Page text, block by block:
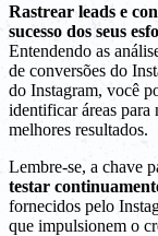
Rastrear leads e
sucesso dos seus
Entendendo as
de conversões do
do Instagram, você
identificar áreas para
melhores resultados.
Lembre-se, a chave
testar
fornecidos pelo
que impulsionem o